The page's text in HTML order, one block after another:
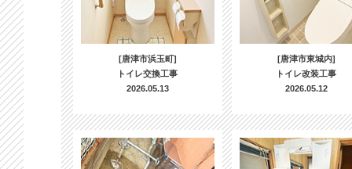
[唐津市浜玉町]
トイレ交換工事
2026.05.13
[唐津市東城内]
トイレ改装工事
2026.05.12